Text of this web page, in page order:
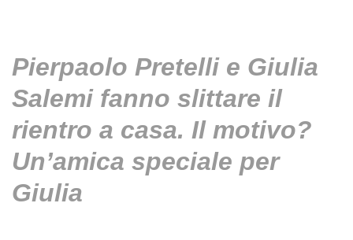
Pierpaolo Pretelli e Giulia
Salemi fanno slittare il
rientro a casa. Il motivo?
Un’amica speciale per
Giulia